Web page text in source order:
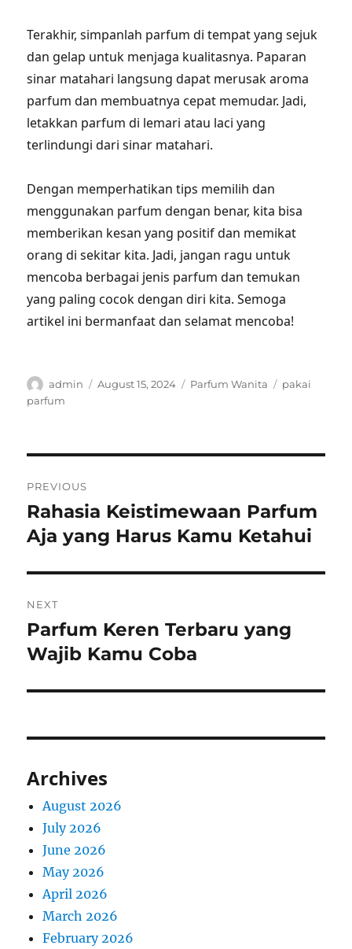
Terakhir, simpanlah parfum di tempat yang sejuk
dan gelap untuk menjaga kualitasnya. Paparan
sinar matahari langsung dapat merusak aroma
parfum dan membuatnya cepat memudar. Jadi,
letakkan parfum di lemari atau laci yang
terlindungi dari sinar matahari.
Dengan memperhatikan tips memilih dan
menggunakan parfum dengan benar, kita bisa
memberikan kesan yang positif dan memikat
orang di sekitar kita. Jadi, jangan ragu untuk
mencoba berbagai jenis parfum dan temukan
yang paling cocok dengan diri kita. Semoga
artikel ini bermanfaat dan selamat mencoba!
Author
admin
Posted
August 15, 2024 Categories
Parfum Wanita Tags
pakai
parfum
navigation
PREVIOUS
Previous
post:
Rahasia Keistimewaan Parfum
Aja yang Harus Kamu Ketahui
NEXT
Next
post:
Parfum Keren Terbaru yang
Wajib Kamu Coba
Archives
August 2026
July 2026
June 2026
May 2026
April 2026
March 2026
February 2026